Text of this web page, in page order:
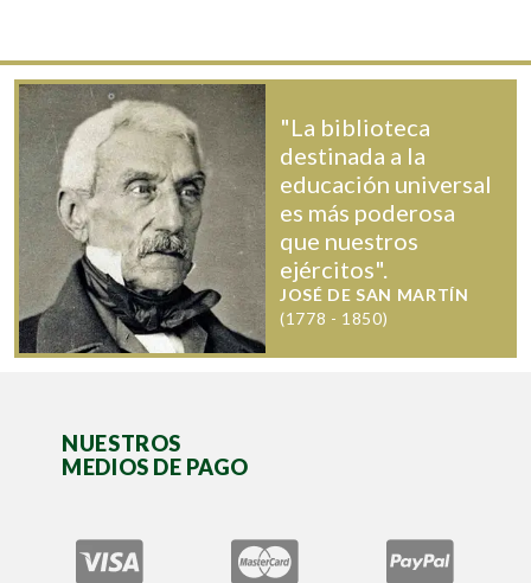
"La biblioteca
destinada a la
educación universal
es más poderosa
que nuestros
ejércitos".
JOSÉ DE SAN MARTÍN
(1778 - 1850)
NUESTROS
MEDIOS DE PAGO